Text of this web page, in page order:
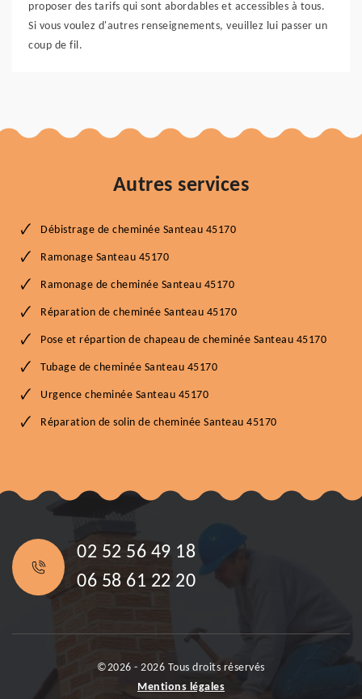
proposer des tarifs qui sont abordables et accessibles à tous.
Si vous voulez d'autres renseignements, veuillez lui passer un
coup de fil.
Autres services
Débistrage de cheminée Santeau 45170
Ramonage Santeau 45170
Ramonage de cheminée Santeau 45170
Réparation de cheminée Santeau 45170
Pose et répartion de chapeau de cheminée Santeau 45170
Tubage de cheminée Santeau 45170
Urgence cheminée Santeau 45170
Réparation de solin de cheminée Santeau 45170
02 52 56 49 18
06 58 61 22 20
©2026 - 2026 Tous droits réservés
Mentions légales